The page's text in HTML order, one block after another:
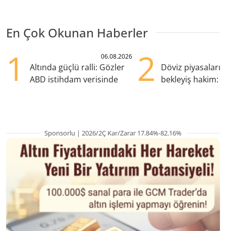
En Çok Okunan Haberler
1 06.08.2026
Altında güçlü ralli: Gözler
ABD istihdam verisinde
2
Döviz
bekleyiş hakim:
Sponsorlu | 2026/2Ç Kar/Zarar 17.84%-82.16%